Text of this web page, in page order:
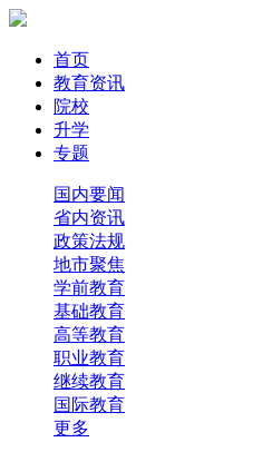
首页
教育资讯
院校
升学
专题
国内要闻
省内资讯
政策法规
地市聚焦
学前教育
基础教育
高等教育
职业教育
继续教育
国际教育
更多